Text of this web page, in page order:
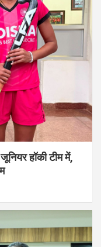
हॉकी टीम में,